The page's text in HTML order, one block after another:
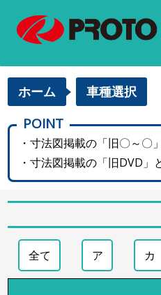
ホーム 車種選択
POINT
・寸法図掲載の「旧〇～〇
・寸法図掲載の「旧DVD」
全て ア カ